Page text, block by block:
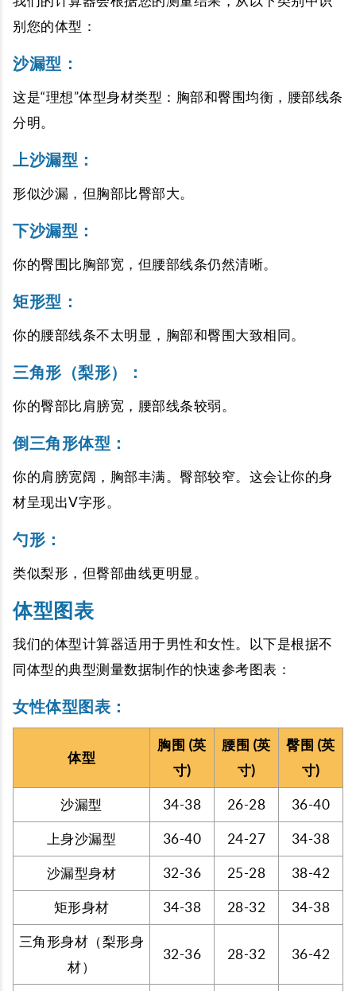
别您的体型：
沙漏型 ：
这是“理想”体型身材类型：胸部和臀围均衡，腰部线条
分明。
上沙漏型 ：
形似沙漏，但胸部比臀部大。
下沙漏型 ：
你的臀围比胸部宽，但腰部线条仍然清晰。
矩形型 ：
你的腰部线条不太明显，胸部和臀围大致相同。
三角形（梨形） ：
你的臀部比肩膀宽，腰部线条较弱。
倒三角形体型：
你的肩膀宽阔，胸部丰满。臀部较窄。这会让你的身
材呈现出V字形。
勺形 ：
类似梨形，但臀部曲线更明显。
体型图表
我们的体型计算器适用于男性和女性。以下是根据不
同体型的典型测量数据制作的快速参考图表：
女性体型图表：
体型
胸围 (英
寸)
腰围 (英
寸)
臀围 (英
寸)
沙漏型 34-38 26-28 36-40
上身沙漏型 36-40 24-27 34-38
沙漏型身材 32-36 25-28 38-42
矩形身材 34-38 28-32 34-38
三角形身材（梨形身
材）
32-36 28-32 36-42